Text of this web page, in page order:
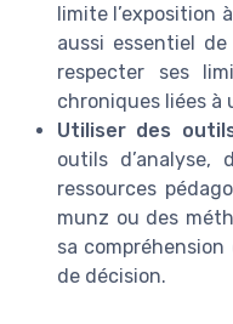
limite l’exposition
aussi essentiel
respecter ses
chroniques liées à
Utiliser des
outils d’analyse,
ressources
munz ou des
sa
de décision.